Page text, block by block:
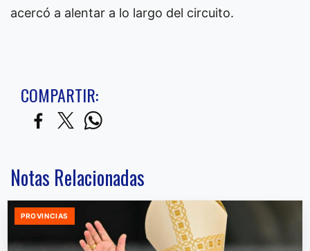
acercó a alentar a lo largo del circuito.
COMPARTIR:
Notas Relacionadas
PROVINCIAS